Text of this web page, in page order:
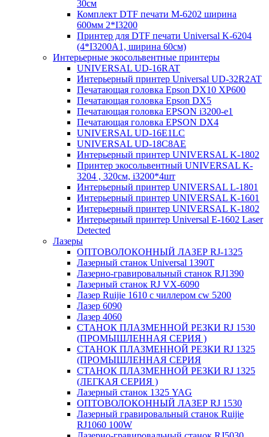
30см
Комплект DTF печати M-6202 ширина
600мм 2*I3200
Принтер для DTF печати Universal K-6204
(4*I3200A1, ширина 60cм)
Интерьерные экосольвентные принтеры
UNIVERSAL UD-16RAT
Интерьерный принтер Universal UD-32R2AT
Печатающая головка Epson DX10 XP600
Печатающая головка Epson DX5
Печатающая головка EPSON i3200-e1
Печатающая головка EPSON DX4
UNIVERSAL UD-16E1LC
UNIVERSAL UD-18C8AE
Интерьерный принтер UNIVERSAL K-1802
Принтер экосольвентный UNIVERSAL K-
3204 , 320см, i3200*4шт
Интерьерный принтер UNIVERSAL L-1801
Интерьерный принтер UNIVERSAL K-1601
Интерьерный принтер UNIVERSAL K-1802
Интерьерный принтер Universal E-1602 Laser
Detected
Лазеры
ОПТОВОЛОКОННЫЙ ЛАЗЕР RJ-1325
Лазерный станок Universal 1390T
Лазерно-гравировальный станок RJ1390
Лазерный станок RJ VX-6090
Лазер Ruijie 1610 с чиллером cw 5200
Лазер 6090
Лазер 4060
СТАНОК ПЛАЗМЕННОЙ РЕЗКИ RJ 1530
(ПРОМЫШЛЕННАЯ СЕРИЯ )
СТАНОК ПЛАЗМЕННОЙ РЕЗКИ RJ 1325
(ПРОМЫШЛЕННАЯ СЕРИЯ
СТАНОК ПЛАЗМЕННОЙ РЕЗКИ RJ 1325
(ЛЕГКАЯ СЕРИЯ )
Лазерный станок 1325 YAG
ОПТОВОЛОКОННЫЙ ЛАЗЕР RJ 1530
Лазерный гравировальный станок Ruijie
RJ1060 100W